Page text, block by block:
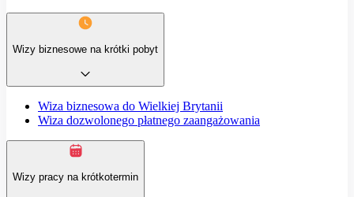
Wizy biznesowe na krótki pobyt
Wiza biznesowa do Wielkiej Brytanii
Wiza dozwolonego płatnego zaangażowania
Wizy pracy na krótkotermin